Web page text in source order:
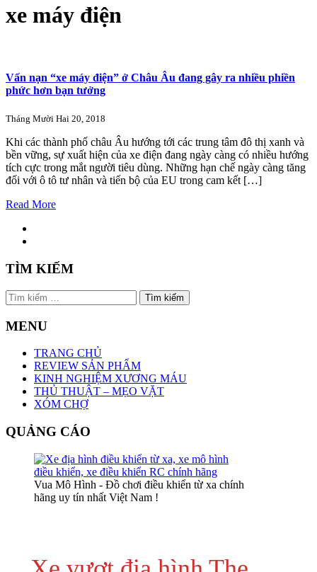
xe máy điện
Vấn nạn “xe máy điện” ở Châu Âu đang gây ra nhiều phiền
phức hơn bạn tưởng
Tháng Mười Hai 20, 2018
Khi các thành phố châu Âu hướng tới các trung tâm đô thị xanh và
bền vững, sự xuất hiện của xe điện đang ngày càng có nhiều hướng
tích cực trong mắt người tiêu dùng. Những hạn chế ngày càng tăng
đối với ô tô tư nhân và tiến bộ của EU trong cam kết […]
Read More
TÌM KIẾM
Tìm
kiếm
cho:
MENU
TRANG CHỦ
REVIEW SẢN PHẨM
KINH NGHIỆM XƯƠNG MÁU
THỦ THUẬT – MẸO VẶT
XÓM CHỢ
QUẢNG CÁO
Vua Mô Hình - Đồ chơi điều khiển từ xa chính
hãng uy tín nhất Việt Nam !